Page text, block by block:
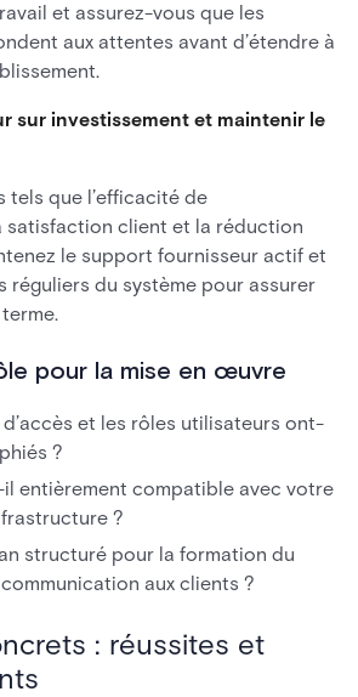
et assurez-vous que les
aux attentes avant d’étendre à
sur investissement et maintenir le
tels que l’efficacité de
satisfaction client et la réduction
le support fournisseur actif et
réguliers du système pour assurer
pour la mise en œuvre
et les rôles utilisateurs ont-
?
il entièrement compatible avec votre
?
structuré pour la formation du
aux clients ?
: réussites et